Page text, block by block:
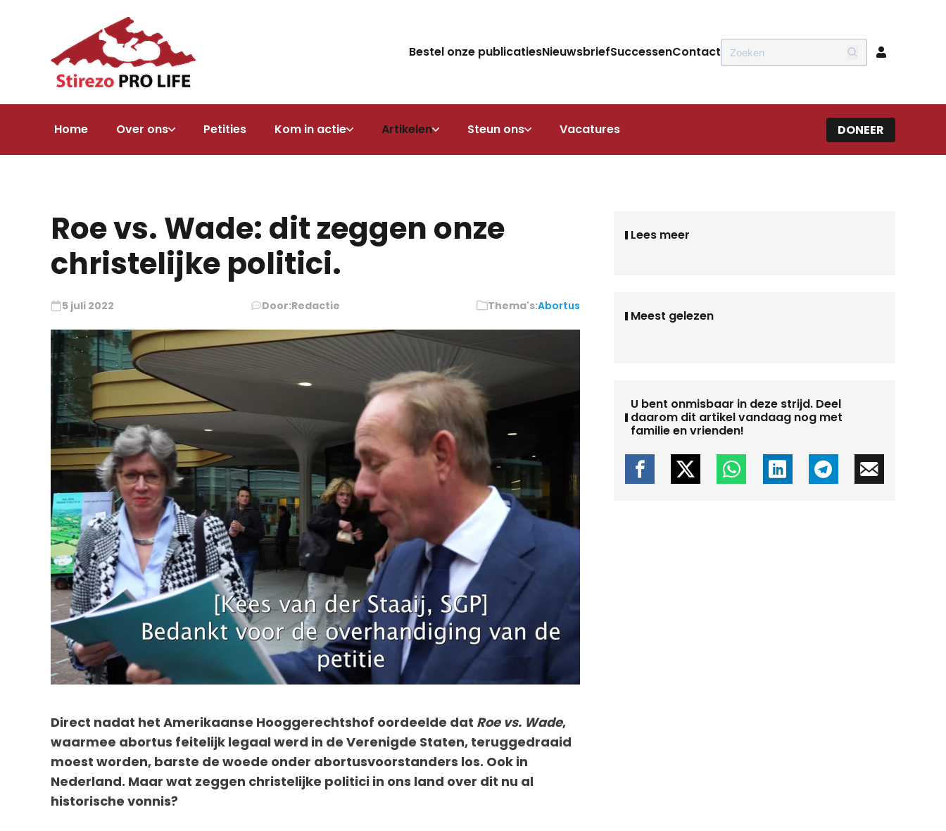
Bestel onze publicatiesNieuwsbriefSuccessenContact
Home Over ons Petities Kom in actie Artikelen Steun ons Vacatures DONEER
Roe vs. Wade: dit zeggen onze
christelijke politici.
5 juli 2022 Door:Redactie Thema's:Abortus
Direct nadat het Amerikaanse Hooggerechtshof oordeelde dat Roe vs. Wade,
waarmee abortus feitelijk legaal werd in de Verenigde Staten, teruggedraaid
moest worden, barste de woede onder abortusvoorstanders los. Ook in
Nederland. Maar wat zeggen christelijke politici in ons land over dit nu al
historische vonnis?
Lees meer
Meest gelezen
U bent onmisbaar in deze strijd. Deel
daarom dit artikel vandaag nog met
familie en vrienden!